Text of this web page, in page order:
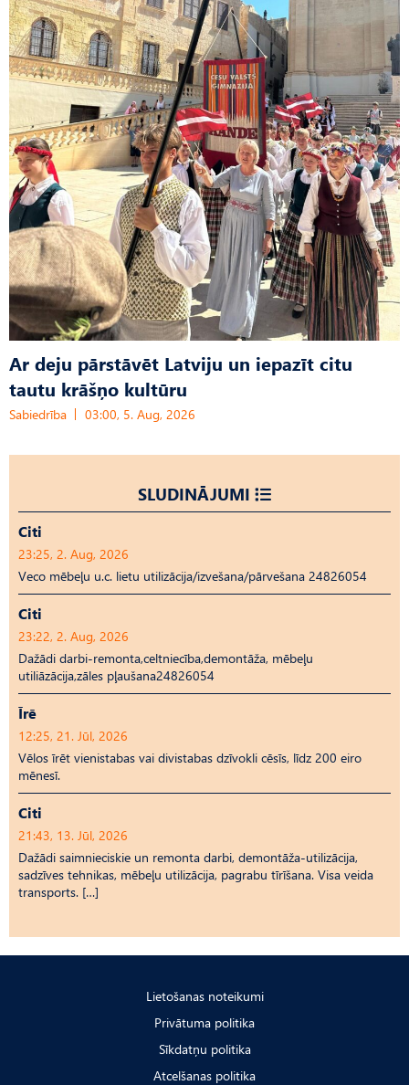
Ar deju pārstāvēt Latviju un iepazīt citu
tautu krāšņo kultūru
Sabiedrība 03:00, 5. Aug, 2026
SLUDINĀJUMI
Citi
23:25, 2. Aug, 2026
Veco mēbeļu u.c. lietu utilizācija/izvešana/pārvešana 24826054
Citi
23:22, 2. Aug, 2026
Dažādi darbi-remonta,celtniecība,demontāža, mēbeļu
utiliāzācija,zāles pļaušana24826054
Īrē
12:25, 21. Jūl, 2026
Vēlos īrēt vienistabas vai divistabas dzīvokli cēsīs, līdz 200 eiro
mēnesī.
Citi
21:43, 13. Jūl, 2026
Dažādi saimnieciskie un remonta darbi, demontāža-utilizācija,
sadzīves tehnikas, mēbeļu utilizācija, pagrabu tīrīšana. Visa veida
transports. […]
Lietošanas noteikumi
Privātuma politika
Sīkdatņu politika
Atcelšanas politika